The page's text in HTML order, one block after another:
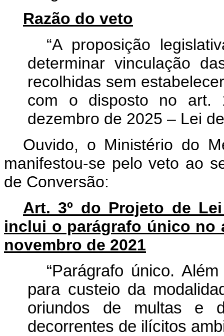
Razão do veto
“A proposição
determinar vinculação
recolhidas sem
com o disposto no art.
dezembro de 2025 – Lei
Ouvido, o Ministério do
manifestou-se pelo veto ao
de Conversão:
Art. 3º do Projeto de
inclui o parágrafo único no
novembro de 2021
“Parágrafo único.
para custeio da
oriundos de multas e
decorrentes de ilícitos